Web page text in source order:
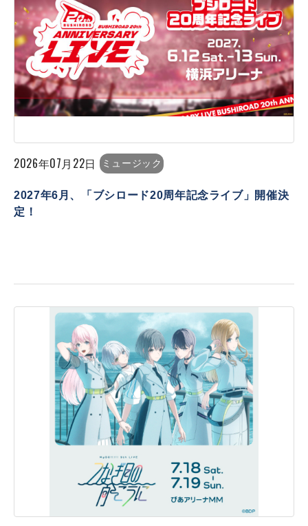
2026年07月22日 ミュージック
2027年6月、「ブシロード20周年記念ライブ」開催決
定！